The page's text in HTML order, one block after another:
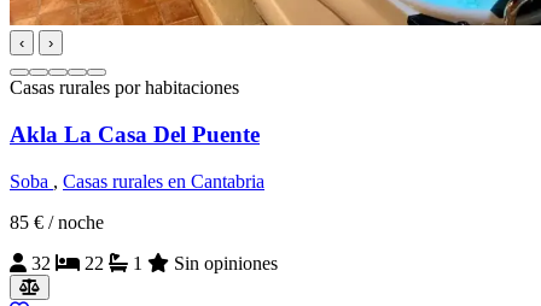
‹ ›
Casas rurales por habitaciones
Akla La Casa Del Puente
Soba , Casas rurales en Cantabria
85 € / noche
32
22 1 Sin opiniones